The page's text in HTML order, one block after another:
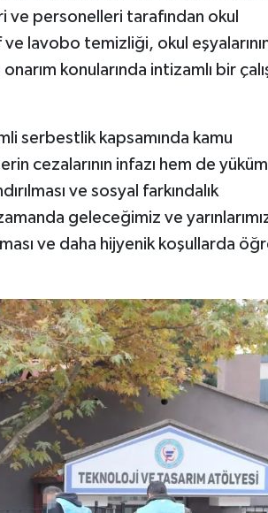
personelleri tarafından okul
lavobo temizliği, okul
konularında intizamlı bir
serbestlik kapsamında kamu
cezalarının infazı hem de
ve sosyal farkındalık
geleceğimiz ve
ve daha hijyenik koşullarda